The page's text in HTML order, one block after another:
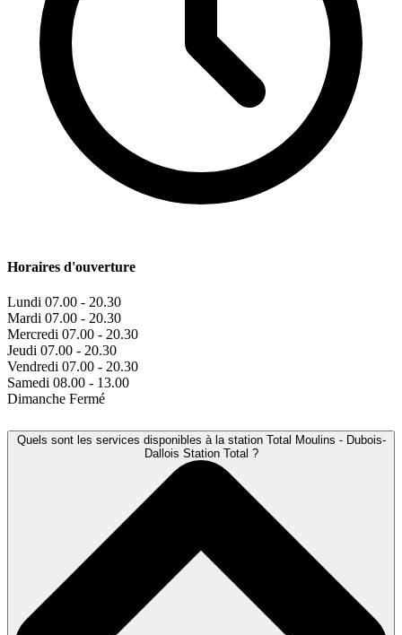
Horaires d'ouverture
Lundi 07.00 - 20.30
Mardi 07.00 - 20.30
Mercredi 07.00 - 20.30
Jeudi 07.00 - 20.30
Vendredi 07.00 - 20.30
Samedi 08.00 - 13.00
Dimanche Fermé
Quels sont les services disponibles à la station Total Moulins - Dubois-
Dallois Station Total ?